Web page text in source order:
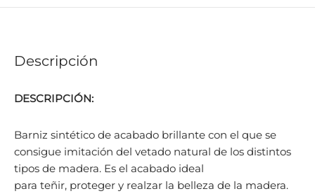
Descripción
DESCRIPCIÓN:
Barniz sintético de acabado brillante con el que se
consigue imitación del vetado natural de los distintos
tipos de madera. Es el acabado ideal
para teñir, proteger y realzar la belleza de la madera.